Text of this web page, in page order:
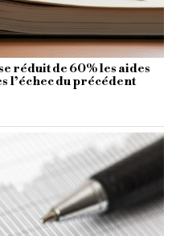
réduit de 60% les aides
l’échec du précédent